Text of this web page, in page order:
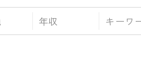
年収